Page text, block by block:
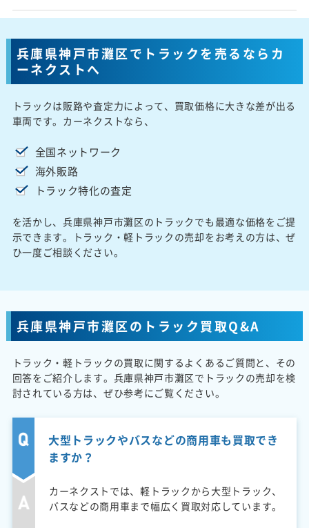
兵庫県神戸市灘区でトラックを売るならカ
ーネクストへ
トラックは販路や査定力によって、買取価格に大きな差が出る
車両です。カーネクストなら、
全国ネットワーク
海外販路
トラック特化の査定
を活かし、兵庫県神戸市灘区のトラックでも最適な価格をご提
示できます。トラック・軽トラックの売却をお考えの方は、ぜ
ひ一度ご相談ください。
兵庫県神戸市灘区のトラック買取Q&A
トラック・軽トラックの買取に関するよくあるご質問と、その
回答をご紹介します。兵庫県神戸市灘区でトラックの売却を検
討されている方は、ぜひ参考にご覧ください。
大型トラックやバスなどの商用車も買取でき
ますか？
カーネクストでは、軽トラックから大型トラック、
バスなどの商用車まで幅広く買取対応しています。